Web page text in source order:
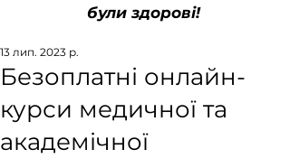
були здорові!
Безоплатні онлайн-
курси медичної та
академічної
13 лип. 2023 р.